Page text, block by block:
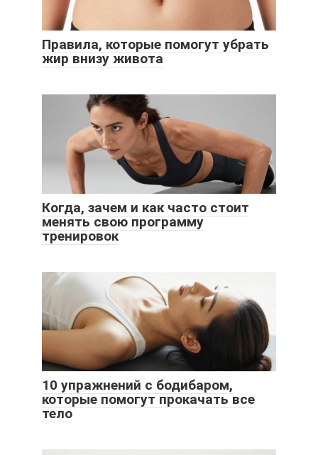
Правила, которые помогут убрать
жир внизу живота
Когда, зачем и как часто стоит
менять свою программу
тренировок
10 упражнений с бодибаром,
которые помогут прокачать все
тело